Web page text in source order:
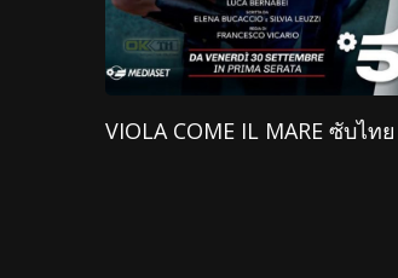
VIOLA COME IL MARE ซับไทย